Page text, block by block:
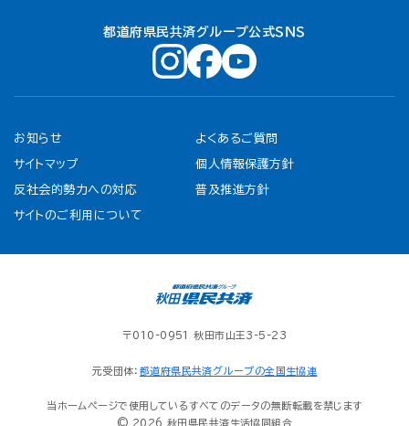
都道府県民共済グループ公式ＳＮＳ
お知らせ よくあるご質問
サイトマップ 個人情報保護方針
反社会的勢力への対応 普及推進方針
サイトのご利用について
〒010-0951 秋田市山王3-5-23
元受団体： 都道府県民共済グループの全国生協連
当ホームページで使用しているすべてのデータの無断転載を禁じます
© 2026 秋田県民共済生活協同組合